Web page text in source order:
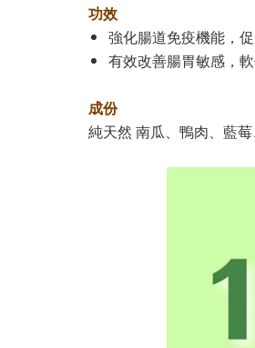
功效
強化腸道免疫機能，
有效改善腸胃敏感，軟
成份
純天然 南瓜、鴨肉、藍